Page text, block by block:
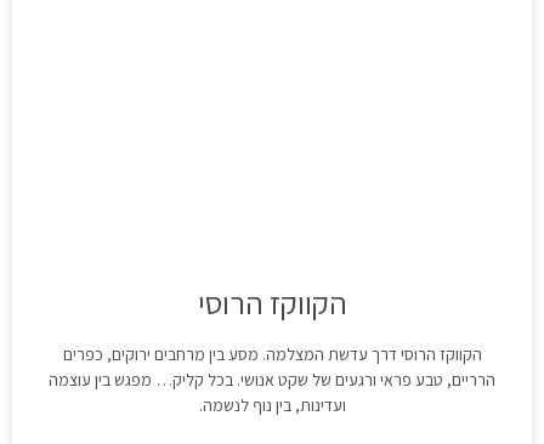
הקווקז הרוסי
הקווקז הרוסי דרך עדשת המצלמה. מסע בין מרחבים ירוקים, כפרים
הרריים, טבע פראי ורגעים של שקט אנושי. בכל קליק… מפגש בין עוצמה
ועדינות, בין נוף לנשמה.